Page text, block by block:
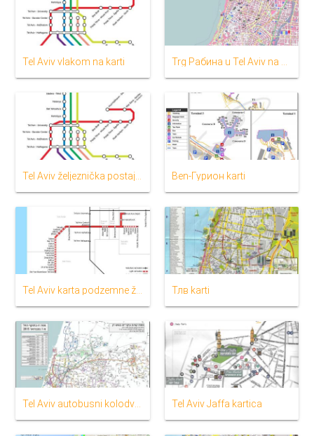
Tel Aviv vlakom na karti Trg Рабина u Tel Aviv na karti
Ben-Гурион karti
Тлв karti
Tel Aviv Jaffa kartica